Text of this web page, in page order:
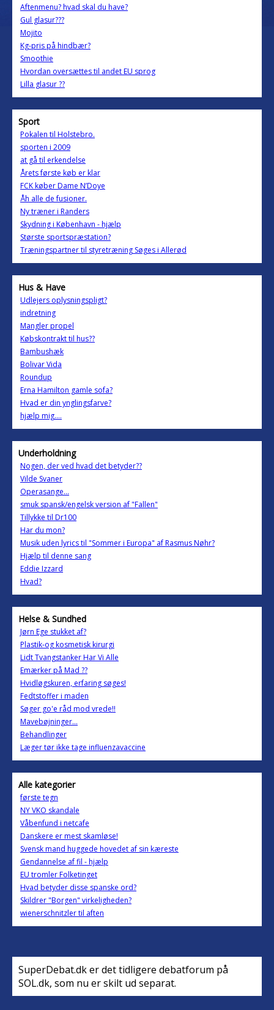
Aftenmenu? hvad skal du have?
Gul glasur???
Mojito
Kg-pris på hindbær?
Smoothie
Hvordan oversættes til andet EU sprog
Lilla glasur ??
Sport
Pokalen til Holstebro.
sporten i 2009
at gå til erkendelse
Årets første køb er klar
FCK køber Dame N’Doye
Åh alle de fusioner.
Ny træner i Randers
Skydning i København - hjælp
Største sportspræstation?
Træningspartner til styretræning Søges i Allerød
Hus & Have
Udlejers oplysningspligt?
indretning
Mangler propel
Købskontrakt til hus??
Bambushæk
Bolivar Vida
Roundup
Erna Hamilton gamle sofa?
Hvad er din ynglingsfarve?
hjælp mig....
Underholdning
Nogen, der ved hvad det betyder??
Vilde Svaner
Operasange...
smuk spansk/engelsk version af "Fallen"
Tillykke til Dr100
Har du mon?
Musik uden lyrics til "Sommer i Europa" af Rasmus Nøhr?
Hjælp til denne sang
Eddie Izzard
Hvad?
Helse & Sundhed
Jørn Ege stukket af?
Plastik-og kosmetisk kirurgi
Lidt Tvangstanker Har Vi Alle
Emærker på Mad ??
Hvidløgskuren, erfaring søges!
Fedtstoffer i maden
Søger go'e råd mod vrede!!
Mavebøjninger...
Behandlinger
Læger tør ikke tage influenzavaccine
Alle kategorier
første tegn
NY VKO skandale
Våbenfund i netcafe
Danskere er mest skamløse!
Svensk mand huggede hovedet af sin kæreste
Gendannelse af fil - hjælp
EU tromler Folketinget
Hvad betyder disse spanske ord?
Skildrer "Borgen" virkeligheden?
wienerschnitzler til aften
SuperDebat.dk er det tidligere debatforum på
SOL.dk, som nu er skilt ud separat.